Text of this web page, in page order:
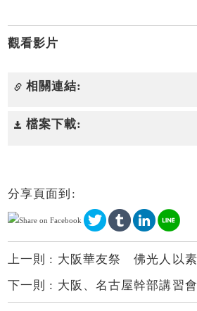
觀看影片
相關連結:
檔案下載:
分享頁面到:
上一則 : 大阪華友祭 佛光人以
下一則 : 大阪、名古屋幹部講習